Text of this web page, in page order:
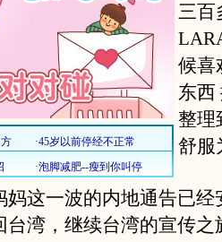
三百
候喜
东西
整理
舒服
这一波的内地通告已经
台湾，继续台湾的宣传之